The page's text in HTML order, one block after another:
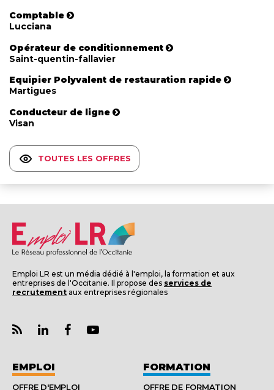
Comptable
Lucciana
Opérateur de conditionnement
Saint-quentin-fallavier
Equipier Polyvalent de restauration rapide
Martigues
Conducteur de ligne
Visan
TOUTES LES OFFRES
Emploi LR est un média dédié à l'emploi, la formation et aux
entreprises de l'Occitanie. Il propose des services de
recrutement aux entreprises régionales
EMPLOI
OFFRE D'EMPLOI
FORMATION
OFFRE DE FORMATION